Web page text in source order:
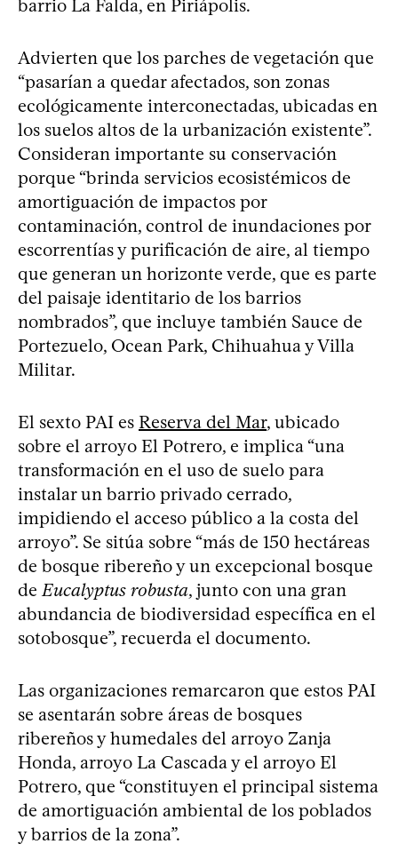
barrio La Falda, en Piriápolis.
Advierten que los parches de vegetación que
“pasarían a quedar afectados, son zonas
ecológicamente interconectadas, ubicadas en
los suelos altos de la urbanización existente”.
Consideran importante su conservación
porque “brinda servicios ecosistémicos de
amortiguación de impactos por
contaminación, control de inundaciones por
escorrentías y purificación de aire, al tiempo
que generan un horizonte verde, que es parte
del paisaje identitario de los barrios
nombrados”, que incluye también Sauce de
Portezuelo, Ocean Park, Chihuahua y Villa
Militar.
El sexto PAI es Reserva del Mar, ubicado
sobre el arroyo El Potrero, e implica “una
transformación en el uso de suelo para
instalar un barrio privado cerrado,
impidiendo el acceso público a la costa del
arroyo”. Se sitúa sobre “más de 150 hectáreas
de bosque ribereño y un excepcional bosque
de Eucalyptus robusta, junto con una gran
abundancia de biodiversidad específica en el
sotobosque”, recuerda el documento.
Las organizaciones remarcaron que estos PAI
se asentarán sobre áreas de bosques
ribereños y humedales del arroyo Zanja
Honda, arroyo La Cascada y el arroyo El
Potrero, que “constituyen el principal sistema
de amortiguación ambiental de los poblados
y barrios de la zona”.